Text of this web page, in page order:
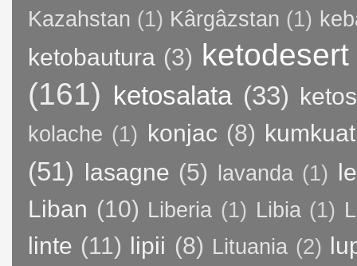
Kazahstan (1) Kârgâzstan (1)
ketobautura (3) ketodesert
(161) ketosalata (33)
kolache (1) konjac (8) kumkuat
(51) lasagne (5) lavanda (1)
Liban (10) Liberia (1) Libia (1)
linte (11) lipii (8) Lituania (2)